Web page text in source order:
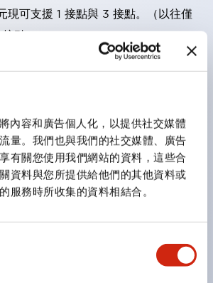
內容和廣告個人化，以提供社交媒體
量。我們也與我們的社交媒體、廣告
有關您使用我們網站的資料，這些合
資料與您所提供給他們的其他資料或
服務時所收集的資料相結合。
現可支援 1 接點與 3 接點。（以往僅
點）。
蓋，具備極高安全性的手指保護結構。
或油從面板前方滲入：IP65（僅雙按
。
兩個獨立動作的按鈕以及一個指示燈這
顆開關。
需求的多種電壓規格。
燈泡，如今可用單一顆燈泡呈現多種
（CUD）：可清楚辨識正方平頭形指